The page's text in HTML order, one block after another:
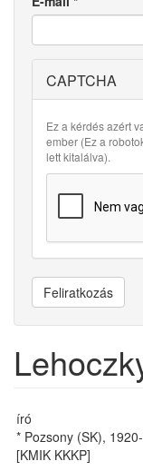
CAPTCHA
Ez a kérdés azért
ember (Ez a
lett kitalálva).
Feliratkozás
író
* Pozsony (SK),
[KMIK KKKP]